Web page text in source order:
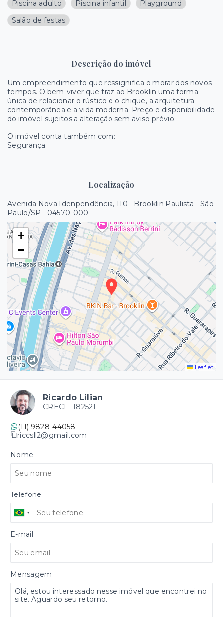
Piscina adulto Piscina infantil
Playground
Salão de festas
Descrição do imóvel
Um empreendimento que ressignifica o morar dos novos
tempos. O bem-viver que traz ao Brooklin uma forma
única de relacionar o rústico e o chique, a arquitetura
contemporânea e a vida moderna. Preço e disponibilidade
do imóvel sujeitos a alteração sem aviso prévio.
O imóvel conta também com:
Segurança
Localização
Avenida Nova Idenpendência, 110 - Brooklin Paulista - São
Paulo/SP - 04570-000
+
−
Leaflet
Ricardo Lilian
CRECI - 182521
(11) 9828-44058
riccsll2@gmail.com
Nome
Telefone
E-mail
Mensagem